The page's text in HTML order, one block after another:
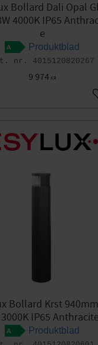
Bollard Dali Opal
4000K IP65
e
Produktblad
4015120820267
9 974KR
Bollard Krst
3000K IP65 Anthracite
Produktblad